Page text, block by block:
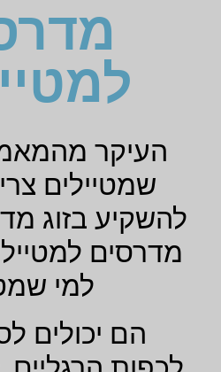
העיקר
שמטיילים
להשקיע בזוג
מדרסים
למי
הם יכולים